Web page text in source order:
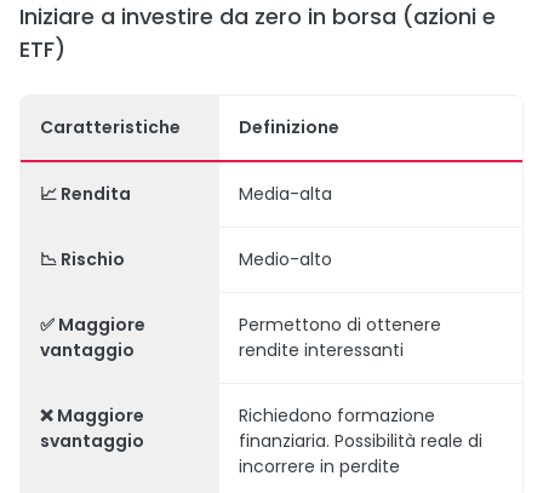
Iniziare a investire da zero in borsa (azioni e
ETF)
Caratteristiche Definizione
📈 Rendita Media-alta
📉 Rischio Medio-alto
✅ Maggiore
vantaggio
Permettono di ottenere
rendite interessanti
❌ Maggiore
svantaggio
Richiedono formazione
finanziaria. Possibilità reale di
incorrere in perdite